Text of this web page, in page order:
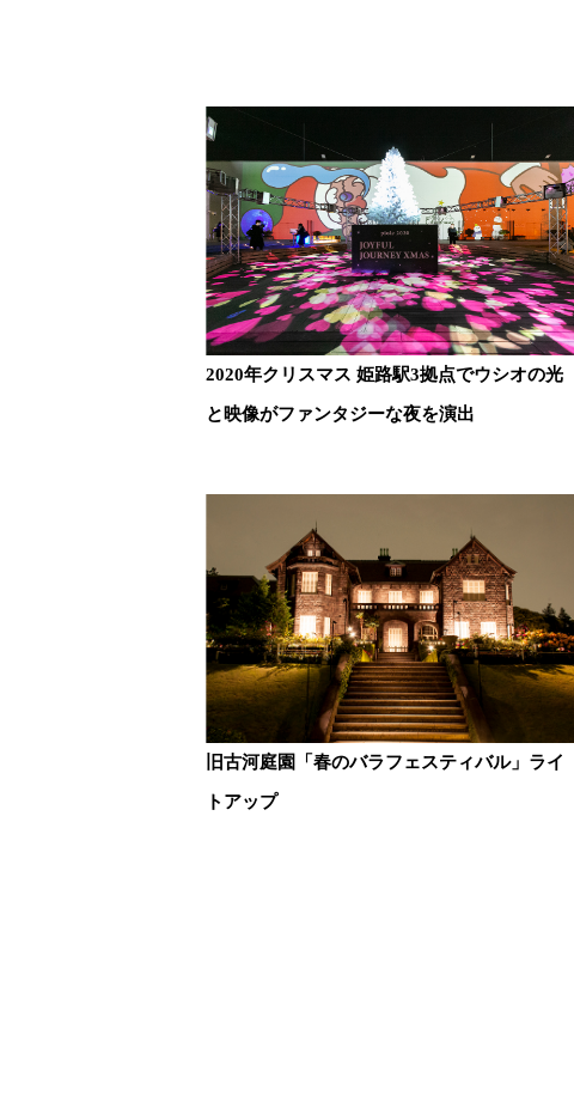
2020年クリスマス 姫路駅3拠点でウシオの光
と映像がファンタジーな夜を演出
旧古河庭園「春のバラフェスティバル」ライ
トアップ